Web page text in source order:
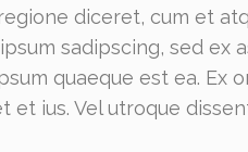
diceret, cum et
sadipscing, sed ex
quaeque est ea. Ex
ius. Vel utroque